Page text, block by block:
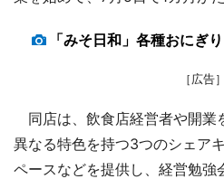
「みそ日和」各種おにぎ
［広告］
同店は、飲食店経営者や開業
異なる特色を持つ3つのシェア
ペースなどを提供し、経営勉強